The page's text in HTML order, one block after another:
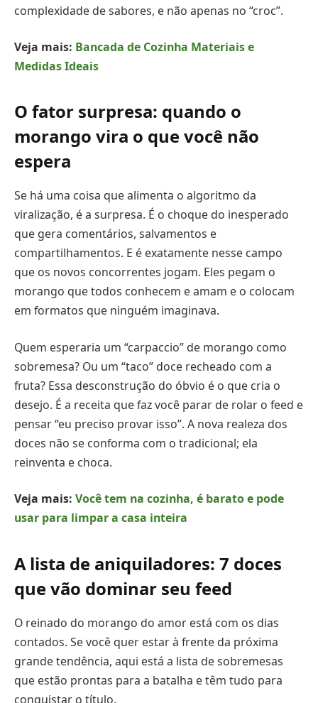
complexidade de sabores, e não apenas no “croc”.
Veja mais: Bancada de Cozinha Materiais e
Medidas Ideais
O fator surpresa: quando o
morango vira o que você não
espera
Se há uma coisa que alimenta o algoritmo da
viralização, é a surpresa. É o choque do inesperado
que gera comentários, salvamentos e
compartilhamentos. E é exatamente nesse campo
que os novos concorrentes jogam. Eles pegam o
morango que todos conhecem e amam e o colocam
em formatos que ninguém imaginava.
Quem esperaria um “carpaccio” de morango como
sobremesa? Ou um “taco” doce recheado com a
fruta? Essa desconstrução do óbvio é o que cria o
desejo. É a receita que faz você parar de rolar o feed e
pensar “eu preciso provar isso”. A nova realeza dos
doces não se conforma com o tradicional; ela
reinventa e choca.
Veja mais: Você tem na cozinha, é barato e pode
usar para limpar a casa inteira
A lista de aniquiladores: 7 doces
que vão dominar seu feed
O reinado do morango do amor está com os dias
contados. Se você quer estar à frente da próxima
grande tendência, aqui está a lista de sobremesas
que estão prontas para a batalha e têm tudo para
conquistar o título.